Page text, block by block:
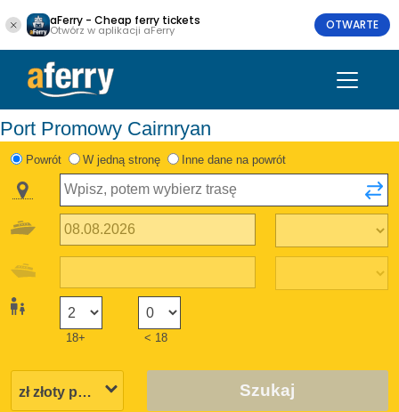
aFerry - Cheap ferry tickets
Otwórz w aplikacji aFerry OTWARTE
Port Promowy Cairnryan
Powrót W jedną stronę Inne dane na powrót
18+ < 18
Szukaj